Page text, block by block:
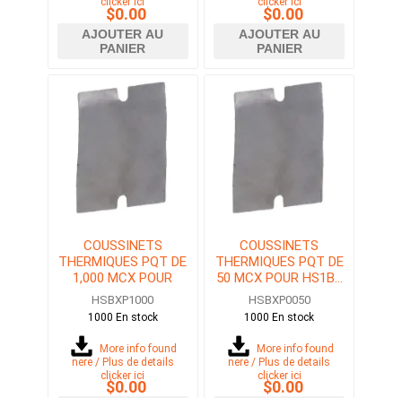
$0.00
AJOUTER AU
PANIER
$0.00
AJOUTER AU
PANIER
COUSSINETS
THERMIQUES PQT DE
1,000 MCX POUR
HS1B... OU HS2B...
HSBXP1000
1000 En stock
More info found
here / Plus de details
clicker ici
$0.00
COUSSINETS
THERMIQUES PQT DE
50 MCX POUR HS1B...
OU HS2B...
HSBXP0050
1000 En stock
More info found
here / Plus de details
clicker ici
$0.00